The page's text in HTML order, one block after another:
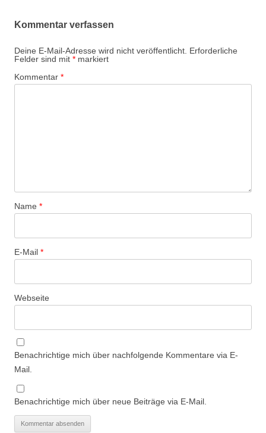
Kommentar verfassen
Deine E-Mail-Adresse wird nicht veröffentlicht. Erforderliche
Felder sind mit * markiert
Kommentar *
Name *
E-Mail *
Webseite
Benachrichtige mich über nachfolgende Kommentare via E-
Mail.
Benachrichtige mich über neue Beiträge via E-Mail.